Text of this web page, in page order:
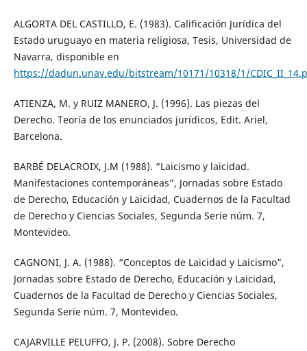
ALGORTA DEL CASTILLO, E. (1983). Calificación Jurídica del
Estado uruguayo en materia religiosa, Tesis, Universidad de
Navarra, disponible en
https://dadun.unav.edu/bitstream/10171/10318/1/
ATIENZA, M. y RUIZ MANERO, J. (1996). Las piezas del
Derecho. Teoría de los enunciados jurídicos, Edit. Ariel,
Barcelona.
BARBÉ DELACROIX, J.M (1988). “Laicismo y laicidad.
Manifestaciones contemporáneas”, Jornadas sobre Estado
de Derecho, Educación y Laicidad, Cuadernos de la Facultad
de Derecho y Ciencias Sociales, Segunda Serie núm. 7,
Montevideo.
CAGNONI, J. A. (1988). “Conceptos de Laicidad y Laicismo”,
Jornadas sobre Estado de Derecho, Educación y Laicidad,
Cuadernos de la Facultad de Derecho y Ciencias Sociales,
Segunda Serie núm. 7, Montevideo.
CAJARVILLE PELUFFO, J. P. (2008). Sobre Derecho